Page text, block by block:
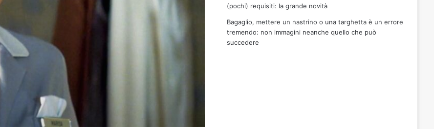
(pochi) requisiti: la grande novità
Bagaglio, mettere un nastrino o una targhetta è un errore
tremendo: non immagini neanche quello che può
succedere